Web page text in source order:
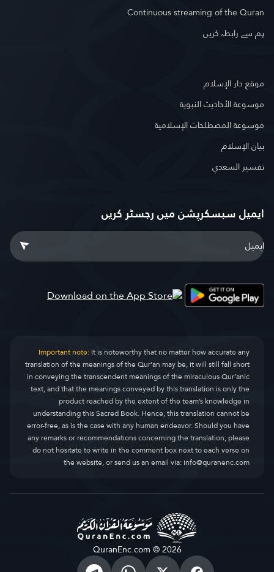
Continuous streaming of the Quran
ہم سے رابطہ کریں
موقع دار الإسلام
موسوعة الأحاديث النبوية
موسوعة المصطلحات الإسلامية
بيان الإسلام
تفسير السعدي
ایمیل سبسکرپشن میں رجسٹر کریں
Important note:It is noteworthy that no matter how accurate any
translation of the meanings of the Qur’an may be, it will still fall short
in conveying the transcendent meanings of the miraculous Qur’anic
text, and that the meanings conveyed by this translation is only the
product reached by the extent of the team’s knowledge in
understanding this Sacred Book. Hence, this translation cannot be
error-free, as is the case with any human endeavor. Should you have
any remarks or recommendations concerning the translation, please
do not hesitate to write in the comment box next to each verse on
the website, or send us an email via:info@quranenc.com
QuranEnc.com © 2026